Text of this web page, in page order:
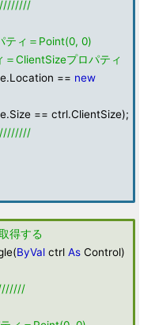
ティ＝Point(0, 0)
ClientSizeプロパティ
== new
== ctrl.ClientSize);
得する
ByVal ctrl As Control)